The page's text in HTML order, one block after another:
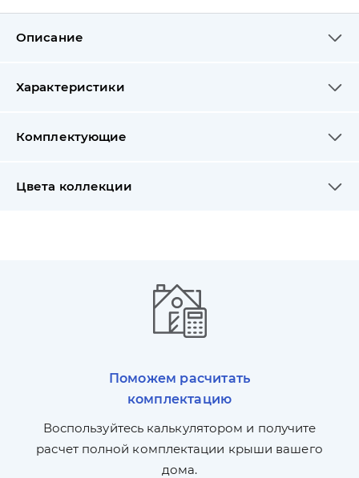
Описание
Характеристики
Комплектующие
Цвета коллекции
Поможем расчитать
комплектацию
Воспользуйтесь калькулятором и получите
расчет полной комплектации крыши вашего
дома.